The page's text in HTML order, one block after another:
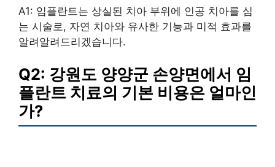
A1: 임플란트는 상실된 치아 부위에 인공 치아를 심
는 시술로, 자연 치아와 유사한 기능과 미적 효과를
알려알려드리겠습니다.
Q2: 강원도 양양군 손양면에서 임
플란트 치료의 기본 비용은 얼마인
가?